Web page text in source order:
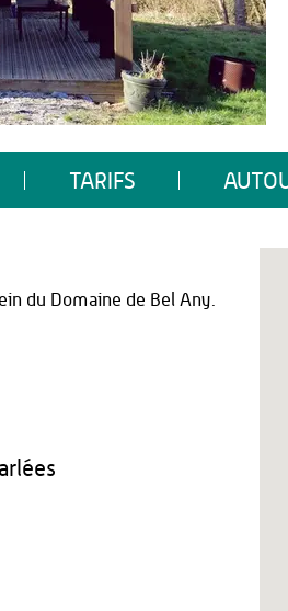
TARIFS
du Domaine de Bel Any.